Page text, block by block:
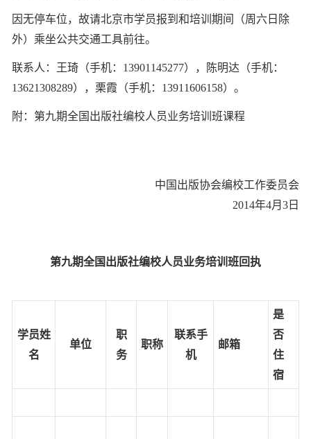
因无停车位，故请北京市学员报到和培训期间（周六日除
外）乘坐公共交通工具前往。
联系人：王琦（手机：13901145277），陈明达（手机：
13621308289），栗霞（手机：13911606158）。
附：第九期全国出版社编校人员业务培训班课程
中国出版协会编校工作委员会
2014年4月3日
第九期全国出版社编校人员业务培训班回执
学员姓
名
单位
职
务
职称
联系手
机
邮箱
是
否
住
宿